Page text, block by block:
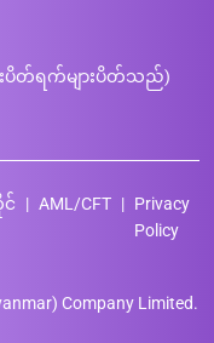
းပိတ်ရက်များပိတ်သည်)
Company Limited.
AML/CFT
Privacy
Policy